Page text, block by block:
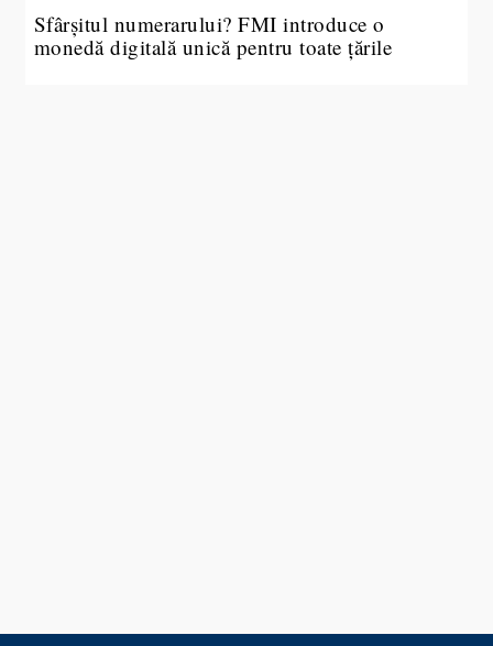
Sfârșitul numerarului? FMI introduce o
monedă digitală unică pentru toate țările